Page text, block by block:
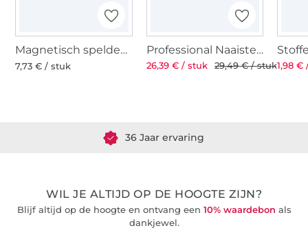
Magnetisch speldenkussen
7,73 € / stuk
Professional Naaistersschaar ST 8'' 21 cm
26,39 € / stuk 29,49 € / stuk1,98 €
36 Jaar ervaring
WIL JE ALTIJD OP DE HOOGTE ZIJN?
Blijf altijd op de hoogte en ontvang een 10% waardebon als
dankjewel.